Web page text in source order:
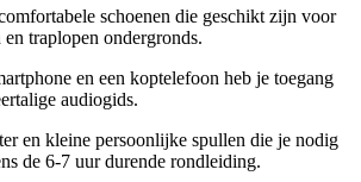
schoenen die geschikt zijn voor
en traplopen ondergronds.
en een koptelefoon heb je toegang
audiogids.
en kleine persoonlijke spullen die je nodig
de 6-7 uur durende rondleiding.